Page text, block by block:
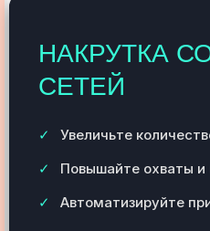
НАКРУТКА
СЕТЕЙ
Увеличьте
Повышайте охваты и
Автоматизируйте